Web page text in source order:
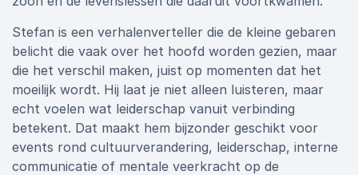
Stefan is een verhalenverteller die de kleine gebaren
belicht die vaak over het hoofd worden gezien, maar
die het verschil maken, juist op momenten dat het
moeilijk wordt. Hij laat je niet alleen luisteren, maar
echt voelen wat leiderschap vanuit verbinding
betekent. Dat maakt hem bijzonder geschikt voor
events rond cultuurverandering, leiderschap, interne
communicatie of mentale veerkracht op de